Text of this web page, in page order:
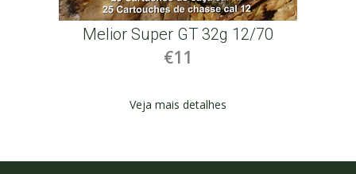
Melior Super GT 32g 12/70
€11
Veja mais detalhes